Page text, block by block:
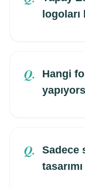
Q.
Hangi
Q.
Sadece